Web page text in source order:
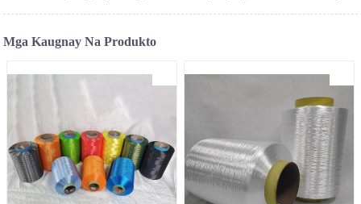
Mga Kaugnay Na Produkto